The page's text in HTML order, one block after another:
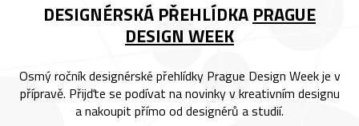
DESIGNÉRSKÁ PŘEHLÍDKA PRAGUE
DESIGN WEEK
Osmý ročník designérské přehlídky Prague Design Week je v
přípravě. Přijďte se podívat na novinky v kreativním designu
a nakoupit přímo od designérů a studií.